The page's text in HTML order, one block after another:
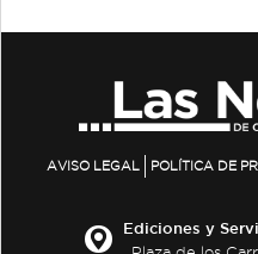
AVISO LEGAL POLÍTICA DE
Ediciones y